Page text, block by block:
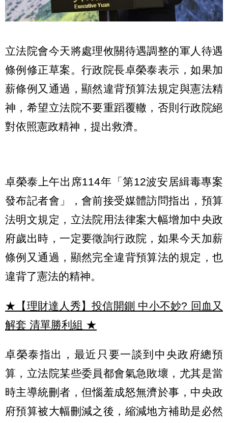
立法院會今天將處理攸關待遇調整的軍人待遇
條例修正草案。行政院長卓榮泰表示，如果加
薪條例又通過，顯然違背預算法規定與憲法精
神，希望立法院不要重蹈覆轍，否則行政院絕
對依照憲政精神，提出救濟。
卓榮泰上午出席114年「第12波安居緝毒專案
發布記者會」，會前接受媒體訪問指出，預算
法明文規定，立法院用法律案大幅增加中央政
府歲出時，一定要徵詢行政院，如果今天加薪
條例又通過，顯然完全違背預算法的規定，也
違背了憲法的精神。
★【理財達人秀】投信開鍘 中小不妙? 回血又
解套 清單勝利組 ★
卓榮泰指出，最近只要一談到中央政府總預
算，立法院某些委員都會氣急敗壞，尤其是當
時主導統刪者，但惱羞成怒無濟於事，中央政
府預算被大幅刪減之後，縮減地方補助是必然